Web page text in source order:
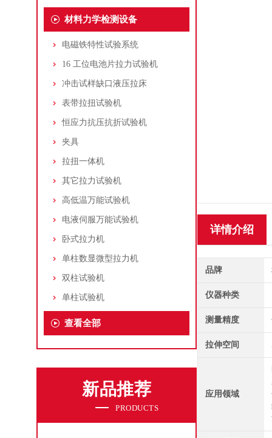
材料力学检测设备
电磁铁特性试验系统
16 工位电池片拉力试验机
冲击试样缺口液压拉床
表带拉扭试验机
恒应力抗压抗折试验机
夹具
拉扭一体机
其它拉力试验机
高低温万能试验机
电液伺服万能试验机
卧式拉力机
单柱数显微型拉力机
双柱试验机
单柱试验机
查看全部
新品推荐
PRODUCTS
详情介绍
品牌
仪器种类
测量精度
拉伸空间
应用领域